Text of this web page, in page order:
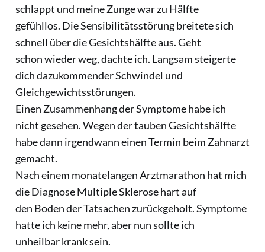
schlappt und meine Zunge war zu Hälfte
gefühllos. Die Sensibilitätsstörung breitete sich
schnell über die Gesichtshälfte aus. Geht
schon wieder weg, dachte ich. Langsam steigerte
dich dazukommender Schwindel und
Gleichgewichtsstörungen.
Einen Zusammenhang der Symptome habe ich
nicht gesehen. Wegen der tauben Gesichtshälfte
habe dann irgendwann einen Termin beim Zahnarzt
gemacht.
Nach einem monatelangen Arztmarathon hat mich
die Diagnose Multiple Sklerose hart auf
den Boden der Tatsachen zurückgeholt. Symptome
hatte ich keine mehr, aber nun sollte ich
unheilbar krank sein.